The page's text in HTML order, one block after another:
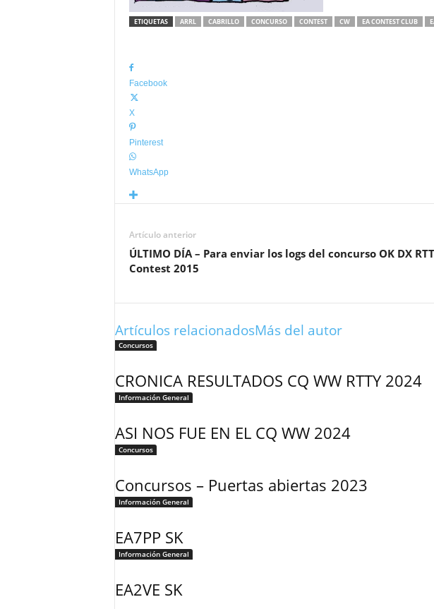
ETIQUETAS ARRL CABRILLO CONCURSO CONTEST CW EA CONTEST CLUB
Facebook
X
Pinterest
WhatsApp
Artículo anterior
ÚLTIMO DÍA – Para enviar los logs del concurso OK DX
Contest 2015
Artículos relacionadosMás del autor
Concursos
CRONICA RESULTADOS CQ WW RTTY 2024
Información General
ASI NOS FUE EN EL CQ WW 2024
Concursos
Concursos – Puertas abiertas 2023
Información General
EA7PP SK
Información General
EA2VE SK